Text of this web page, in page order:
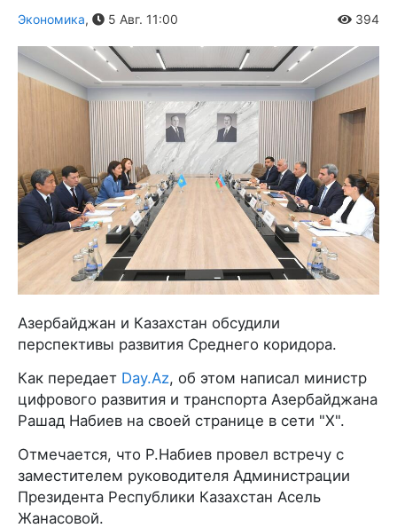
Экономика, 5 Авг. 11:00 394
Азербайджан и Казахстан обсудили
перспективы развития Среднего коридора.
Как передает Day.Az, об этом написал министр
цифрового развития и транспорта Азербайджана
Рашад Набиев на своей странице в сети "X".
Отмечается, что Р.Набиев провел встречу с
заместителем руководителя Администрации
Президента Республики Казахстан Асель
Жанасовой.